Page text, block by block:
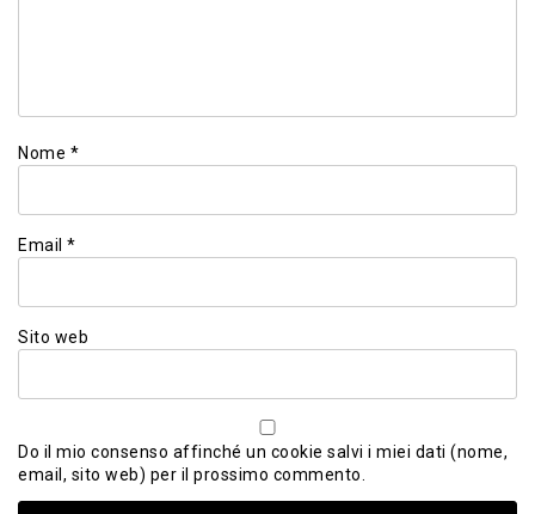
Nome *
Email *
Sito web
Do il mio consenso affinché un cookie salvi i miei dati (nome,
email, sito web) per il prossimo commento.